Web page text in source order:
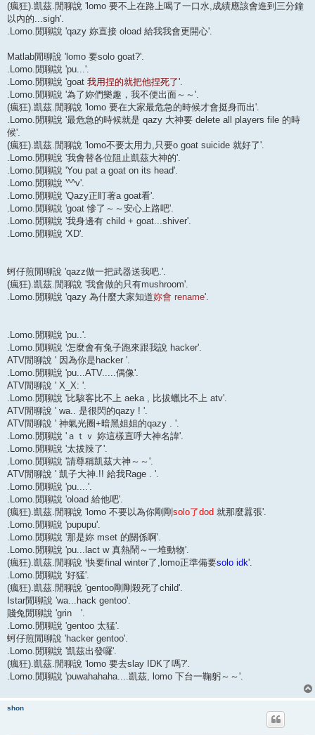
(瘋狂).凱茲.閒聊說 'lomo 要不上在路上喝了一口水,成績應該會進到三分鐘
以內的...sigh'.
.Lomo.閒聊說 'qazy 妳直接 oload 給我我會更開心'.
Matlab閒聊說 'lomo 要solo goat?'.
.Lomo.閒聊說 'pu...'.
.Lomo.閒聊說 'goat 我用捏的就把他捏死了'.
.Lomo.閒聊說 '為了妳們樂趣，我不便出面～～'.
(瘋狂).凱茲.閒聊說 'lomo 要在大家最危急的時候才會挺身而出'.
.Lomo.閒聊說 '最危急的時候就是 qazy 大神要 delete all players file 的時
候'.
(瘋狂).凱茲.閒聊說 'lomo不要太用力,只要o goat suicide 就好了'.
.Lomo.閒聊說 '我會替各位阻止凱茲大神的'.
.Lomo.閒聊說 'You pat a goat on its head'.
.Lomo.閒聊說 '^^v'.
.Lomo.閒聊說 'Qazy正盯著a goat看'.
.Lomo.閒聊說 'goat 慘了～～安心上路吧'.
.Lomo.閒聊說 '我身邊有 child + goat...shiver'.
.Lomo.閒聊說 'XD'.
蚵仔煎閒聊說 'qazz做一把武器送我吧.'.
(瘋狂).凱茲.閒聊說 '我會做的只有mushroom'.
.Lomo.閒聊說 'qazy 為什麼大家知道妳會 rename'.
.Lomo.閒聊說 'pu..'.
.Lomo.閒聊說 '怎麼會有兔子跑來跟我說 hacker'.
ATV閒聊說 ' 因為你是hacker '.
.Lomo.閒聊說 'pu...ATV.....偶像'.
ATV閒聊說 ' X_X: '.
.Lomo.閒聊說 '比駭客比不上 aeka , 比拔蠟比不上 atv'.
ATV閒聊說 ' wa.. 是很閃的qazy ! '.
ATV閒聊說 ' 神氣光圈+暗黑姐姐的qazy . '.
.Lomo.閒聊說 'ａｔｖ 妳這樣直呼大神名諱'.
.Lomo.閒聊說 '太拔辣了'.
.Lomo.閒聊說 '請尊稱凱茲大神～～'.
ATV閒聊說 ' 凱子大神.!! 給我Rage . '.
.Lomo.閒聊說 'pu....'.
.Lomo.閒聊說 'oload 給他吧'.
(瘋狂).凱茲.閒聊說 'lomo 不要以為你剛剛 solo了dod 就那麼囂張'.
.Lomo.閒聊說 'pupupu'.
.Lomo.閒聊說 '那是妳 mset 的關係啊'.
.Lomo.閒聊說 'pu...lact w 真熱鬧～一堆動物'.
(瘋狂).凱茲.閒聊說 '快要final winter了,lomo正準備要solo idk'.
.Lomo.閒聊說 '好猛'.
(瘋狂).凱茲.閒聊說 'gentoo剛剛殺死了child'.
Istar閒聊說 'wa...hack gentoo'.
賤兔閒聊說 'grin '.
.Lomo.閒聊說 'gentoo 太猛'.
蚵仔煎閒聊說 'hacker gentoo'.
.Lomo.閒聊說 '凱茲出發囉'.
(瘋狂).凱茲.閒聊說 'lomo 要去slay IDK了嗎?'.
.Lomo.閒聊說 'puwahahaha....凱茲, lomo 下台一鞠躬～～'.
shon